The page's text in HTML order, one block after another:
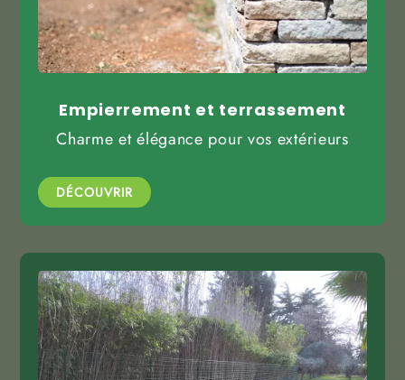
Empierrement et terrassement
Charme et élégance pour vos extérieurs
DÉCOUVRIR